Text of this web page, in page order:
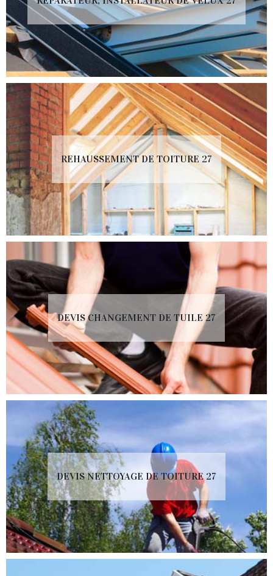
REHAUSSEMENT DE TOITURE 27
DEVIS CHANGEMENT DE TUILE 27
DEVIS NETTOYAGE DE TOITURE 27